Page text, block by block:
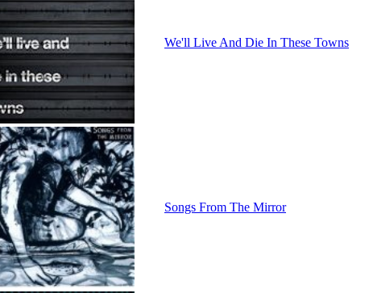
We'll Live And Die In These Towns
Songs From The Mirror